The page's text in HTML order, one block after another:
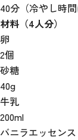
40分（冷やし時間
材料（4人分）
卵
2個
砂糖
40g
牛乳
200ml
バニラエッセンス